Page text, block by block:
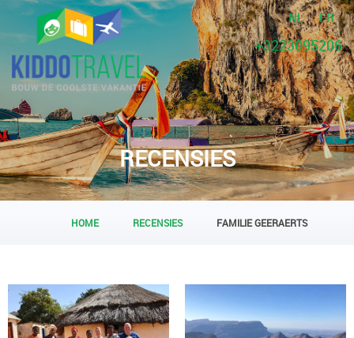
NL FR
+3223095206
RECENSIES
HOME RECENSIES FAMILIE GEERAERTS